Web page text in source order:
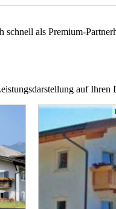
als Premium-
auf Ihren